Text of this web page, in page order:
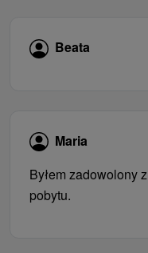
Beata
Maria
Byłem zadowolony
pobytu.